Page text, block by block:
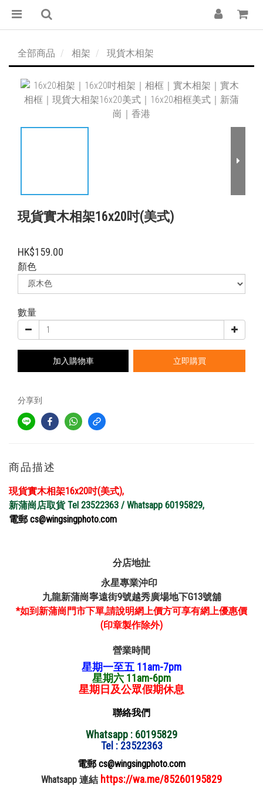
全部商品 相架 現貨木相架
現貨實木相架16x20吋(美式)
HK$159.00
顏色
數量
加入購物車 立即購買
分享到
商品描述
現貨實木相架16x20吋(美式),
新蒲崗店取貨 Tel 23522363 / Whatsapp 60195829,
電郵 cs@wingsingphoto.com
分店地扯
永星專業沖印
九龍新蒲崗寧遠街9號越秀廣場地下G13號舖
*如到新蒲崗門市下單,請說明網上價方可享有網上優惠價
(印章製作除外)
營業時間
星期一至五 11am-7pm
星期六 11am-6pm
星期日及公眾假期休息
聯絡我們
Whatsapp : 60195829
Tel : 23522363
電郵 cs@wingsingphoto.com
Whatsapp 連結 https://wa.me/85260195829